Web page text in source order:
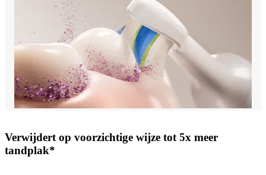
Verwijdert op voorzichtige wijze tot 5x meer
tandplak*